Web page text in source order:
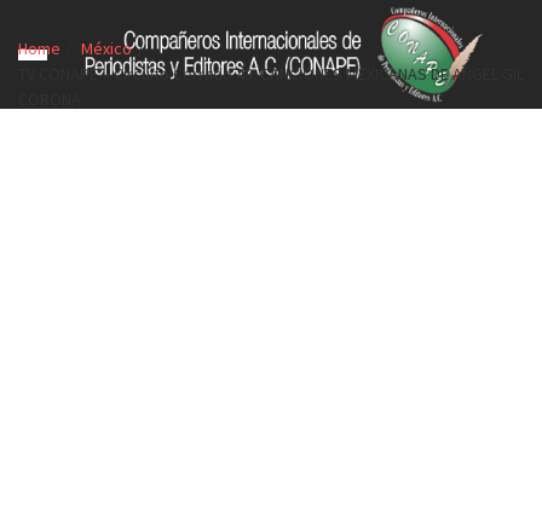
Home
México
TV CONAPE – Circuito Cerrado 49: CANCIONES MEXICANAS DE ANGEL GIL